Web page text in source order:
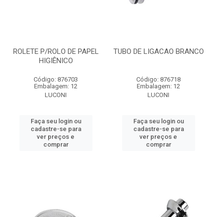
ROLETE P/ROLO DE PAPEL
HIGIÊNICO
Código: 876703
Embalagem: 12
LUCONI
Faça seu login ou
cadastre-se para
ver preços e
comprar
TUBO DE LIGACAO BRANCO
Código: 876718
Embalagem: 12
LUCONI
Faça seu login ou
cadastre-se para
ver preços e
comprar